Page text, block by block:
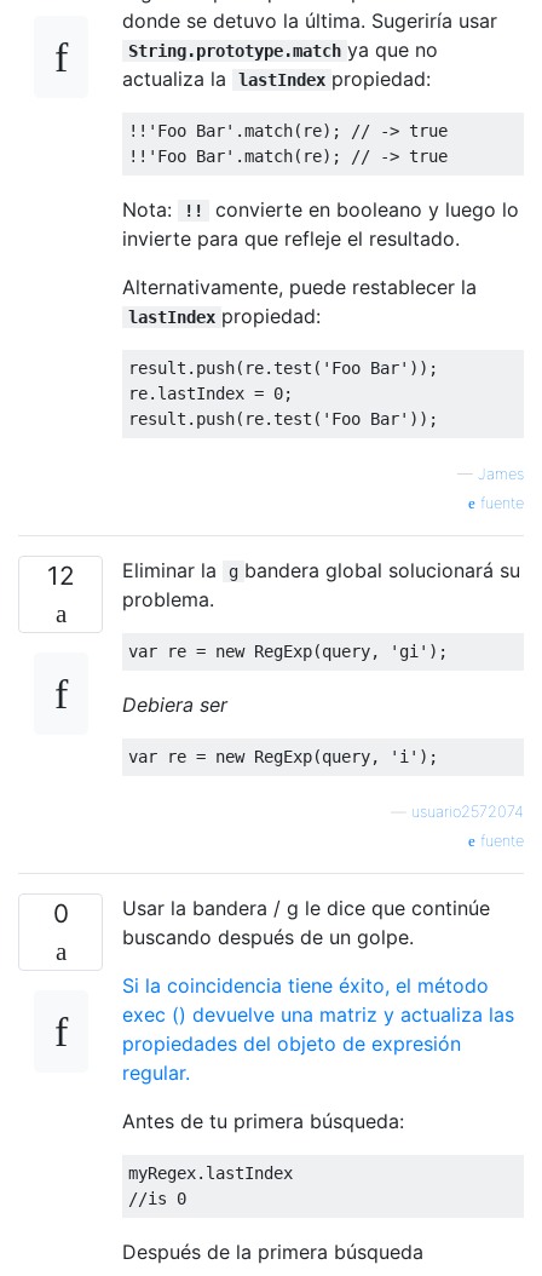
donde se detuvo la última. Sugeriría usar
String.prototype.match ya que no
actualiza la
lastIndex propiedad:
!! 'Foo Bar' .match( re);
// -> true
!! 'Foo Bar' .match( re); // -> true
Nota: !!
convierte en booleano y luego lo
invierte para que refleje el resultado.
Alternativamente, puede restablecer la
lastIndex propiedad:
result . push( re.test ( 'Foo Bar' ));
re. lastIndex = 0;
result . push( re.test ( 'Foo Bar' ));
— James
fuente
12 Eliminar la g bandera global solucionará su
problema.
var re = new RegExp(query, 'gi' );
Debiera ser
var re = new RegExp(query, 'i' );
usuario2572074
fuente
0
Usar la bandera / g le dice que continúe
buscando después de un golpe.
Si la coincidencia tiene éxito, el método
exec () devuelve una matriz y actualiza las
propiedades del objeto de expresión
regular.
Antes de tu primera búsqueda:
myRegex.
//is 0
Después de la primera búsqueda